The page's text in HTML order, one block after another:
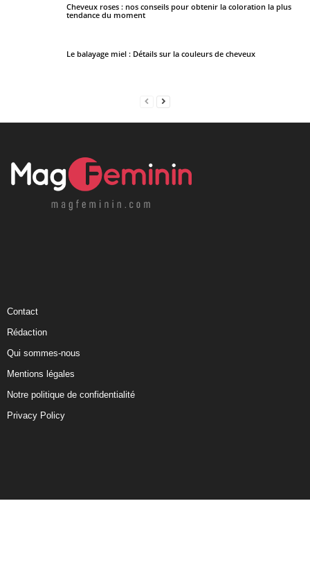
Cheveux roses : nos conseils pour obtenir la coloration la plus
tendance du moment
Le balayage miel : Détails sur la couleurs de cheveux
Contact
Rédaction
Qui sommes-nous
Mentions légales
Notre politique de confidentialité
Privacy Policy